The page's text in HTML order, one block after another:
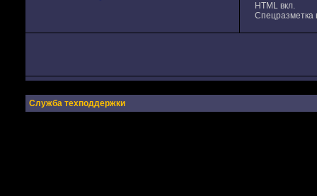
HTML вкл.
Спецразметка
Служба техподдержки